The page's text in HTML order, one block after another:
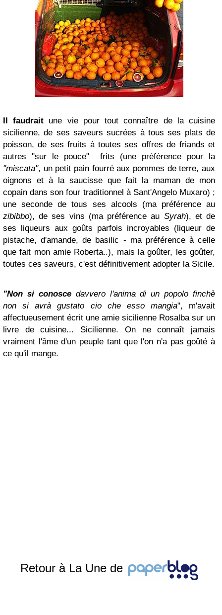
Il faudrait une vie pour tout connaître de la cuisine
sicilienne, de ses saveurs sucrées à tous ses plats de
poisson, de ses fruits à toutes ses offres de friands et
autres "sur le pouce"
frits (une préférence pour la
"miscata", un petit pain fourré aux pommes de terre, aux
oignons et à la saucisse que fait la maman de mon
copain dans son four traditionnel à Sant'Angelo Muxaro) ;
une seconde de tous ses alcools (ma préférence au
zibibbo), de ses vins (ma préférence au Syrah), et de
ses liqueurs aux goûts parfois incroyables (liqueur de
pistache, d'amande, de basilic - ma préférence à celle
que fait mon amie Roberta..), mais la goûter, les goûter,
toutes ces saveurs, c'est définitivement adopter la Sicile.
"Non si conoscedavvero l'anima di un popolo finchè
non si avrà gustato cio che esso mangia", m'avait
affectueusement écrit une amie sicilienne Rosalba sur un
livre de cuisine... Sicilienne. On ne connaît jamais
vraiment l'âme d'un peuple tant que l'on n'a pas goûté à
ce qu'il mange.
Retour à La Une de